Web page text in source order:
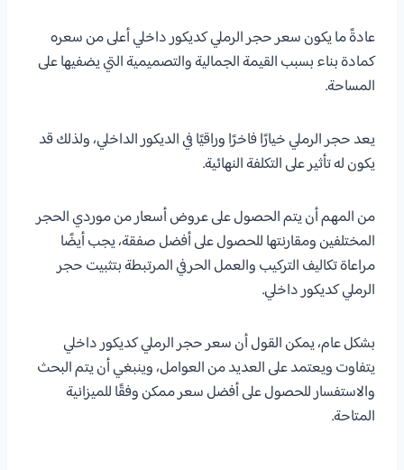
عادةً ما يكون سعر حجر الرملي كديكور داخلي أعلى من سعره
كمادة بناء بسبب القيمة الجمالية والتصميمية التي يضفيها على
المساحة.
يعد حجر الرملي خيارًا فاخرًا وراقيًا في الديكور الداخلي، ولذلك قد
يكون له تأثير على التكلفة النهائية.
من المهم أن يتم الحصول على عروض أسعار من موردي الحجر
المختلفين ومقارنتها للحصول على أفضل صفقة، يجب أيضًا
مراعاة تكاليف التركيب والعمل الحرفي المرتبطة بتثبيت حجر
الرملي كديكور داخلي.
بشكل عام، يمكن القول أن سعر حجر الرملي كديكور داخلي
يتفاوت ويعتمد على العديد من العوامل، وينبغي أن يتم البحث
والاستفسار للحصول على أفضل سعر ممكن وفقًا للميزانية
المتاحة.